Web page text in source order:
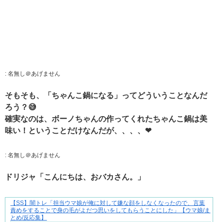
: 名無し＠あげません
そもそも、「ちゃんこ鍋になる」ってどういうことなんだ
ろう？😅
確実なのは、ボーノちゃんの作ってくれたちゃんこ鍋は美
味い！ということだけなんだが、、、、❤
: 名無し＠あげません
ドリジャ「こんにちは、おバカさん。」
三十路女子の仕事と恋、その先にあった本音
【SS】闇トレ「担当ウマ娘が俺に対して嫌な顔をしなくなったので、言葉
責めをすることで身の毛がよだつ思いをしてもらうことにした」【ウマ娘/ま
とめ/反応集】